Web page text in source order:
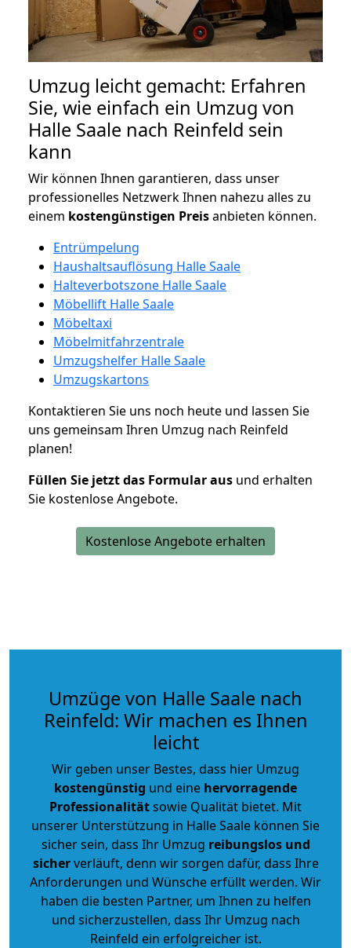
Umzug leicht gemacht: Erfahren
Sie, wie einfach ein Umzug von
Halle Saale nach Reinfeld sein
kann
Wir können Ihnen garantieren, dass unser
professionelles Netzwerk Ihnen nahezu alles zu
einem kostengünstigen Preisanbieten können.
Entrümpelung
Haushaltsauflösung Halle Saale
Halteverbotszone Halle Saale
Möbellift Halle Saale
Möbeltaxi
Möbelmitfahrzentrale
Umzugshelfer Halle Saale
Umzugskartons
Kontaktieren Sie uns noch heute und lassen Sie
uns gemeinsam Ihren Umzug nach Reinfeld
planen!
Füllen Sie jetzt das Formular aus und erhalten
Sie kostenlose Angebote.
Kostenlose Angebote erhalten
Umzüge von Halle Saale nach
Reinfeld: Wir machen es Ihnen
leicht
Wir geben unser Bestes, dass hier Umzug
kostengünstig und eine hervorragende
Professionalitätsowie Qualität bietet. Mit
unserer Unterstützung in Halle Saale können Sie
sicher sein, dass Ihr Umzug reibungslos und
sicherverläuft, denn wir sorgen dafür, dass Ihre
Anforderungen und Wünsche erfüllt werden. Wir
haben die besten Partner, um Ihnen zu helfen
und sicherzustellen, dass Ihr Umzug nach
Reinfeld ein erfolgreicher ist.